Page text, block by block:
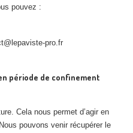
pouvez :
pro.fr
période de confinement
Cela nous permet d’agir en
pouvons venir récupérer le